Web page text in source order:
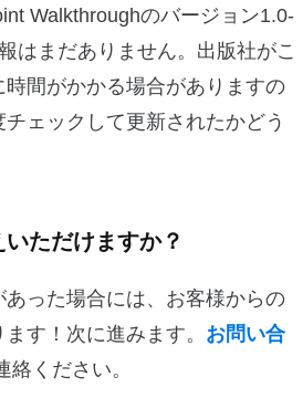
Walkthroughのバージョン1.0-
はまだありません。出版社がこ
間がかかる場合がありますの
ェックして更新されたかどう
ただけますか？
った場合には、お客様からの
す！次に進みます。 お問い合
絡ください。